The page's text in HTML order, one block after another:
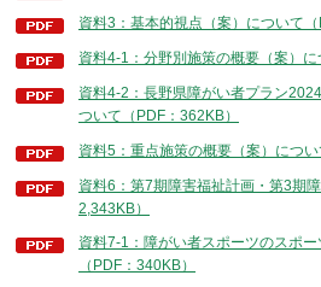
資料3：基本的視点（案）について（
資料4-1：分野別施策の概要（案）に
資料4-2：長野県障がい者プラン
ついて（PDF：362KB）
資料5：重点施策の概要（案）につい
資料6：第7期障害福祉計画・第3期
2,343KB）
資料7-1：障がい者スポーツのスポ
（PDF：340KB）